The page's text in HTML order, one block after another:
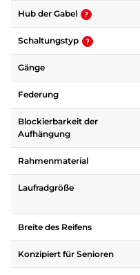
Hub der Gabel
Schaltungstyp
Gänge
Federung
Blockierbarkeit der
Aufhängung
Rahmenmaterial
Laufradgröße
Breite des Reifens
Konzipiert für Senioren